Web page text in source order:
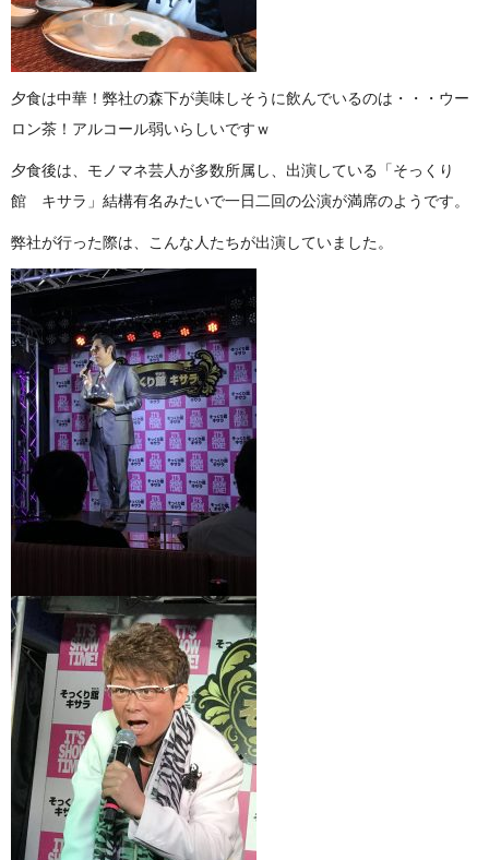
夕食は中華！弊社の森下が美味しそうに飲んでいるのは・・・ウー
ロン茶！アルコール弱いらしいですｗ
夕食後は、モノマネ芸人が多数所属し、出演している「そっくり
館 キサラ」結構有名みたいで一日二回の公演が満席のようです。
弊社が行った際は、こんな人たちが出演していました。